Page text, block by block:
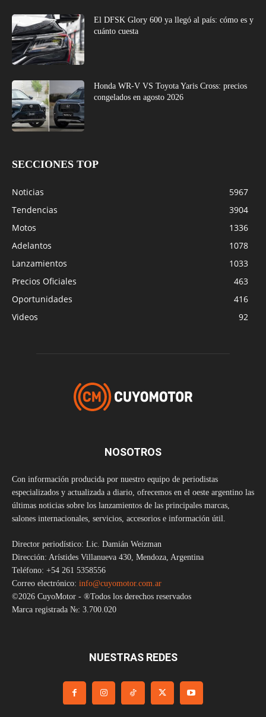
El DFSK Glory 600 ya llegó al país: cómo es y
cuánto cuesta
Honda WR-V VS Toyota Yaris Cross: precios
congelados en agosto 2026
SECCIONES TOP
Noticias
5967
Tendencias
3904
Motos
1336
Adelantos
1078
Lanzamientos
1033
Precios Oficiales
463
Oportunidades
416
Videos
92
NOSOTROS
Con información producida por nuestro equipo de periodistas
especializados y actualizada a diario, ofrecemos en el oeste argentino las
últimas noticias sobre los lanzamientos de las principales marcas,
salones internacionales, servicios, accesorios e información útil.
Director periodístico: Lic. Damián Weizman
Dirección: Arístides Villanueva 430, Mendoza, Argentina
Teléfono: +54 261 5358556
Correo electrónico: info@cuyomotor.com.ar
©2026 CuyoMotor - ®Todos los derechos reservados
Marca registrada №: 3.700.020
NUESTRAS REDES